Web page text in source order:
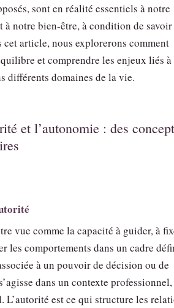
sont en réalité essentiels à notre
à notre bien-être, à condition de
cet article, nous explorerons comment
et comprendre les enjeux liés à
différents domaines de la vie.
et l’autonomie : des
vue comme la capacité à guider, à
les comportements dans un cadre
à un pouvoir de décision ou de
dans un contexte professionnel,
est ce qui structure les